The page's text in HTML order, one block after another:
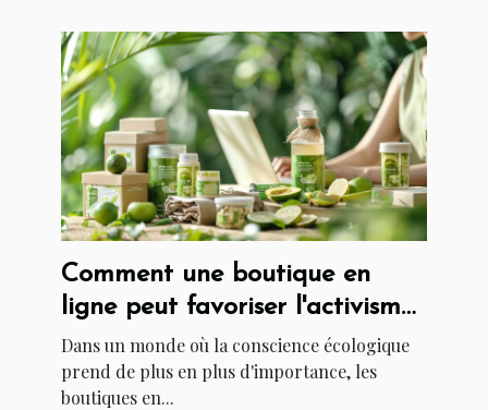
Comment une boutique en
ligne peut favoriser l'activisme
à travers des produits
écoresponsables
Dans un monde où la conscience écologique
prend de plus en plus d'importance, les
boutiques en...